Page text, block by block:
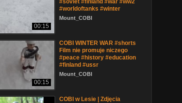
00:15
#soviet #finland #war #ww2
#worldoftanks #winter
Mount_COBI
00:15
COBI WINTER WAR #shorts
Film nie promuje niczego
#peace #history #education
#finland #ussr
Mount_COBI
COBI w Lesie | Zdjęcia